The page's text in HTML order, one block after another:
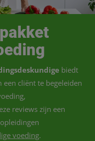
biedt
cliënt te begeleiden
reviews zijn een
voeding.